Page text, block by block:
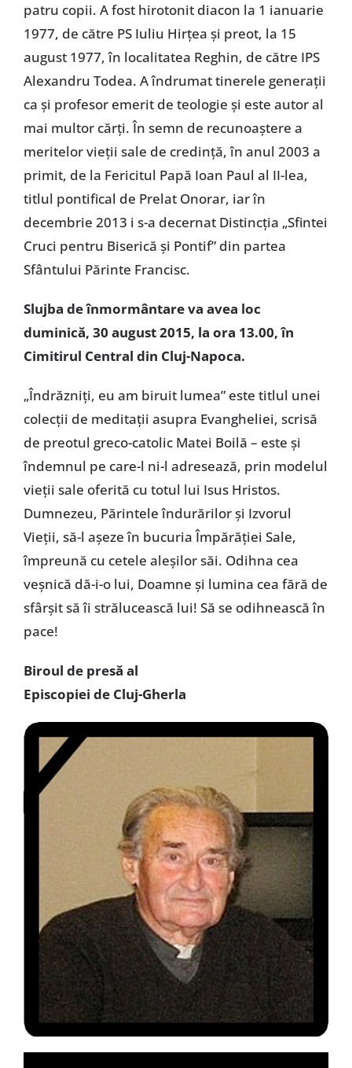
patru copii. A fost hirotonit diacon la 1 ianuarie
1977, de către PS Iuliu Hirțea și preot, la 15
august 1977, în localitatea Reghin, de către IPS
Alexandru Todea. A îndrumat tinerele generații
ca și profesor emerit de teologie și este autor al
mai multor cărți. În semn de recunoaștere a
meritelor vieții sale de credință, în anul 2003 a
primit, de la Fericitul Papă Ioan Paul al II-lea,
titlul pontifical de Prelat Onorar, iar în
decembrie 2013 i s-a decernat Distincția „Sfintei
Cruci pentru Biserică și Pontif” din partea
Sfântului Părinte Francisc.
Slujba de înmormântare va avea loc
duminică, 30 august 2015, la ora 13.00, în
Cimitirul Central din Cluj-Napoca.
„Îndrăzniți, eu am biruit lumea” este titlul unei
colecții de meditații asupra Evangheliei, scrisă
de preotul greco-catolic Matei Boilă – este și
îndemnul pe care-l ni-l adresează, prin modelul
vieții sale oferită cu totul lui Isus Hristos.
Dumnezeu, Părintele îndurărilor și Izvorul
Vieții, să-l așeze în bucuria Împărăției Sale,
împreună cu cetele aleșilor săi. Odihna cea
veșnică dă-i-o lui, Doamne și lumina cea fără de
sfârșit să îi strălucească lui! Să se odihnească în
pace!
Biroul de presă al
Episcopiei de Cluj-Gherla